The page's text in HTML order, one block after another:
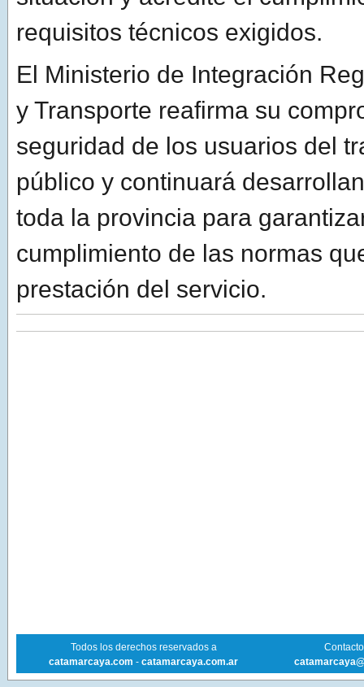
requisitos técnicos exigidos.
El Ministerio de Integración
y Transporte reafirma su
seguridad de los usuarios del
público y continuará
toda la provincia para
cumplimiento de las normas
prestación del servicio.
Todos los derechos reservados a
catamarcaya.com - catamarcaya.com.ar